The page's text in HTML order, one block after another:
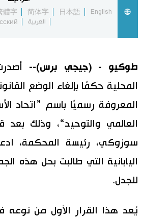
اليابان في فيديو
مانغا وأنيمي
علوم وتكنولوجيا
الأقسام
صور
أشخاص
الأكثر تفاعلا
اللغة اليابانية تواصل معنا
English
日本語
简体字
體字
العربية
طوكيو - (جيجي برس)--
المحلية حكمًا بإلغاء الوضع
المعروفة رسميًا باسم ”اتحاد
العالمي والتوحيد“، وذلك بعد
سوزوكي، رئيسة المحكمة،
اليابانية التي طالبت بحل هذه
للجدل.
يُعد هذا القرار الأول من نوعه